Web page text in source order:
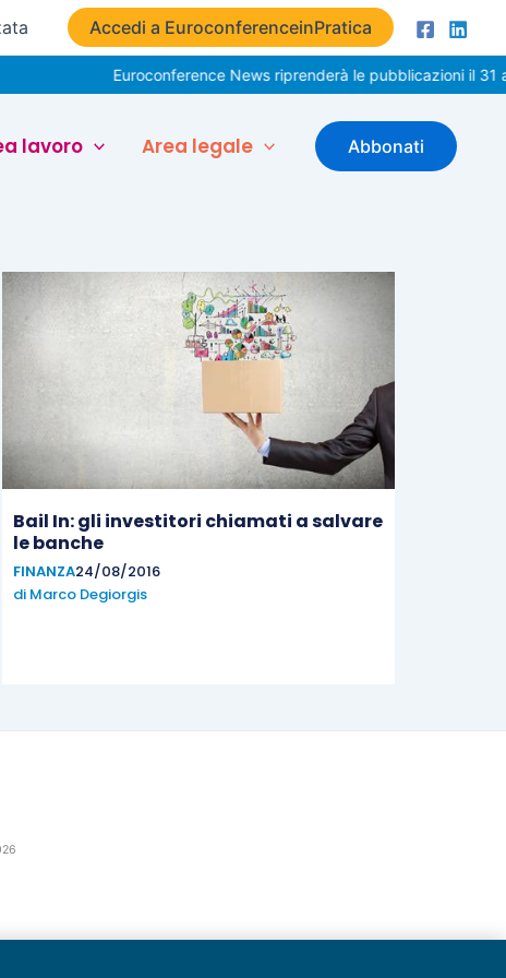
Accedi a EuroconferenceinPratica
Euroconference News riprenderà le pubblicazioni il 31
lavoro Area legale Abbonati
Bail In: gli investitori chiamati a salvare
le banche
FINANZA24/08/2016
di Marco Degiorgis